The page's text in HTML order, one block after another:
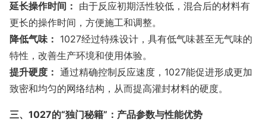
延长操作时间： 由于反应初期活性较低，混合后的材料有
更长的操作时间，方便施工和调整。
降低气味： 1027经过特殊设计，具有低气味甚至无气味的
特性，改善生产环境和使用体验。
提升硬度： 通过精确控制反应速度，1027能促进形成更加
致密和均匀的网络结构，从而提高灌封材料的硬度。
三、1027的“独门秘籍”：产品参数与性能优势